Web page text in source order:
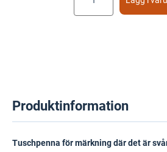
Produktinformation
Tuschpenna för märkning där det är